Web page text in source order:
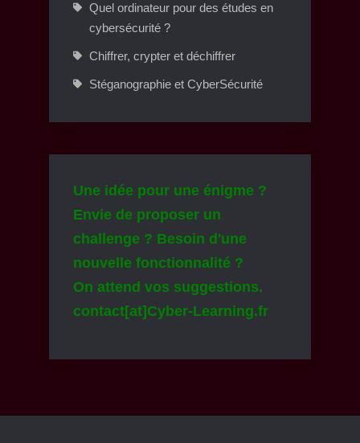
Quel ordinateur pour des études en
cybersécurité ?
Chiffrer, crypter et déchiffrer
Stéganographie et CyberSécurité
Une idée pour une énigme ?
Envie de proposer un
challenge ? Besoin d'une
nouvelle fonctionnalité ?
On attend vos suggestions.
contact[at]Cyber-Learning.fr